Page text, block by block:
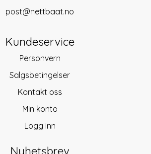
post@nettbaat.no
Kundeservice
Personvern
Salgsbetingelser
Kontakt oss
Min konto
Logg inn
Nyhetsbrev